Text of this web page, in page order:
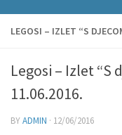
LEGOSI – IZLET “S
Legosi – Izlet “S
11.06.2016.
BYADMIN · 12/06/2016